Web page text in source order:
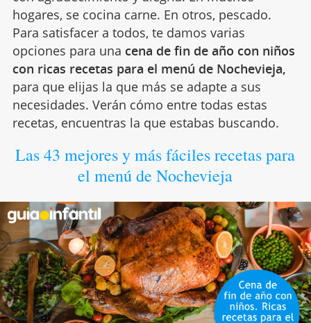
hogares, se cocina carne. En otros, pescado.
Para satisfacer a todos, te damos varias
opciones para una cena de fin de año con niños
con ricas recetas para el menú de Nochevieja,
para que elijas la que más se adapte a sus
necesidades. Verán cómo entre todas estas
recetas, encuentras la que estabas buscando.
Las 43 mejores y más fáciles recetas para
el menú de Nochevieja